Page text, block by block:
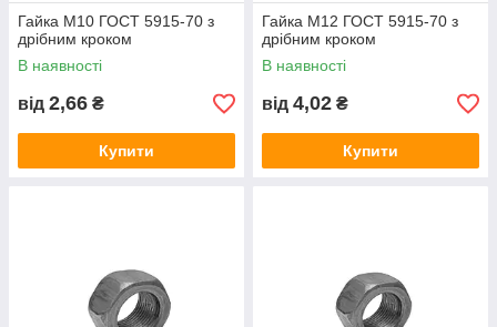
Гайка М10 ГОСТ 5915-70 з
дрібним кроком
В наявності
від 2,66 ₴
Купити
Гайка М12 ГОСТ 5915-70 з
дрібним кроком
В наявності
від 4,02 ₴
Купити